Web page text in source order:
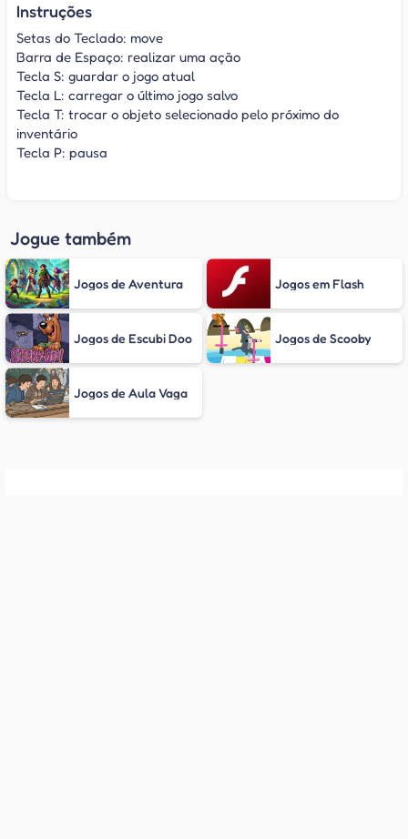
Instruções
Setas do Teclado: move
Barra de Espaço: realizar uma ação
Tecla S: guardar o jogo atual
Tecla L: carregar o último jogo salvo
Tecla T: trocar o objeto selecionado pelo próximo do
inventário
Tecla P: pausa
Jogue também
Jogos de Aventura Jogos em Flash
Jogos de Escubi Doo Jogos de Scooby
Jogos de Aula Vaga